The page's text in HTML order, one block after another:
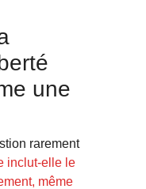
une
rarement
inclut-elle le
même